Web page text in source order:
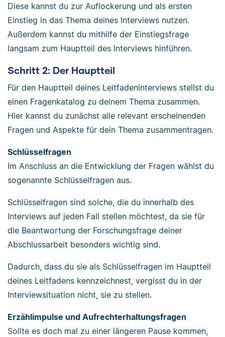
Diese kannst du zur Auflockerung und als ersten
Einstieg in das Thema deines Interviews nutzen.
Außerdem kannst du mithilfe der Einstiegsfrage
langsam zum Hauptteil des Interviews hinführen.
Schritt 2: Der Hauptteil
Für den Hauptteil deines Leitfadeninterviews stellst du
einen Fragenkatalog zu deinem Thema zusammen.
Hier kannst du zunächst alle relevant erscheinenden
Fragen und Aspekte für dein Thema zusammentragen.
Schlüsselfragen
Im Anschluss an die Entwicklung der Fragen wählst du
sogenannte Schlüsselfragen aus.
Schlüsselfragen sind solche, die du innerhalb des
Interviews auf jeden Fall stellen möchtest, da sie für
die Beantwortung der Forschungsfrage deiner
Abschlussarbeit besonders wichtig sind.
Dadurch, dass du sie als Schlüsselfragen im Hauptteil
deines Leitfadens kennzeichnest, vergisst du in der
Interviewsituation nicht, sie zu stellen.
Erzählimpulse und Aufrechterhaltungsfragen
Sollte es doch mal zu einer längeren Pause kommen,